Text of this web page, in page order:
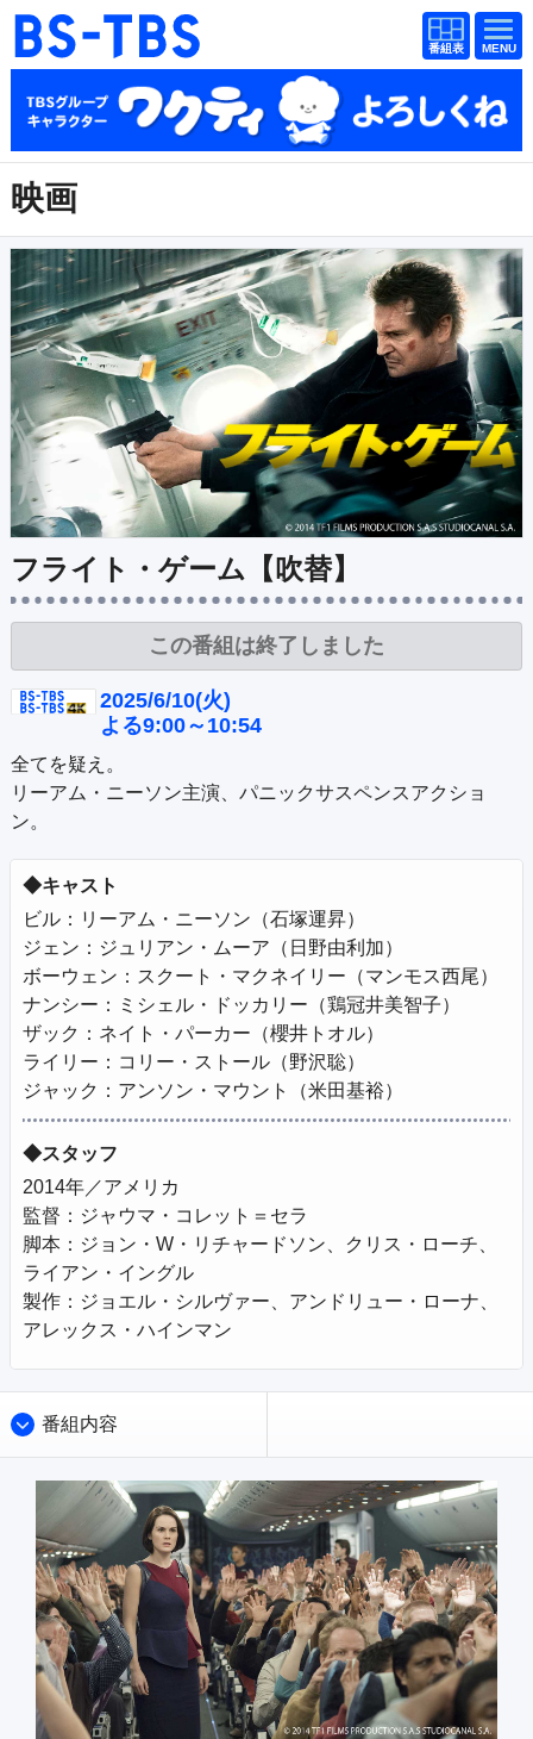
番組
表
BS-TBS
番組
表
ドラマ 映画
紀行 報道
教養
音楽 エンタメ
アニメ ファンクラブ
検索
視聴方法 4K放送
イベント ショッピング
公式SNS プレゼント
ご意見・ご感想 会社情報
映画
フライト・ゲーム【吹替】
この番組は終了しました
2025/6/10(火)
よる9:00～10:54
全てを疑え。
リーアム・ニーソン主演、パニックサスペンスアクショ
ン。
◆キャスト
ビル：リーアム・ニーソン（石塚運昇）
ジェン：ジュリアン・ムーア（日野由利加）
ボーウェン：スクート・マクネイリー（マンモス西尾）
ナンシー：ミシェル・ドッカリー（鶏冠井美智子）
ザック：ネイト・パーカー（櫻井トオル）
ライリー：コリー・ストール（野沢聡）
ジャック：アンソン・マウント（米田基裕）
◆スタッフ
2014年／アメリカ
監督：ジャウマ・コレット＝セラ
脚本：ジョン・W・リチャードソン、クリス・ローチ、
ライアン・イングル
製作：ジョエル・シルヴァー、アンドリュー・ローナ、
アレックス・ハインマン
番組内容